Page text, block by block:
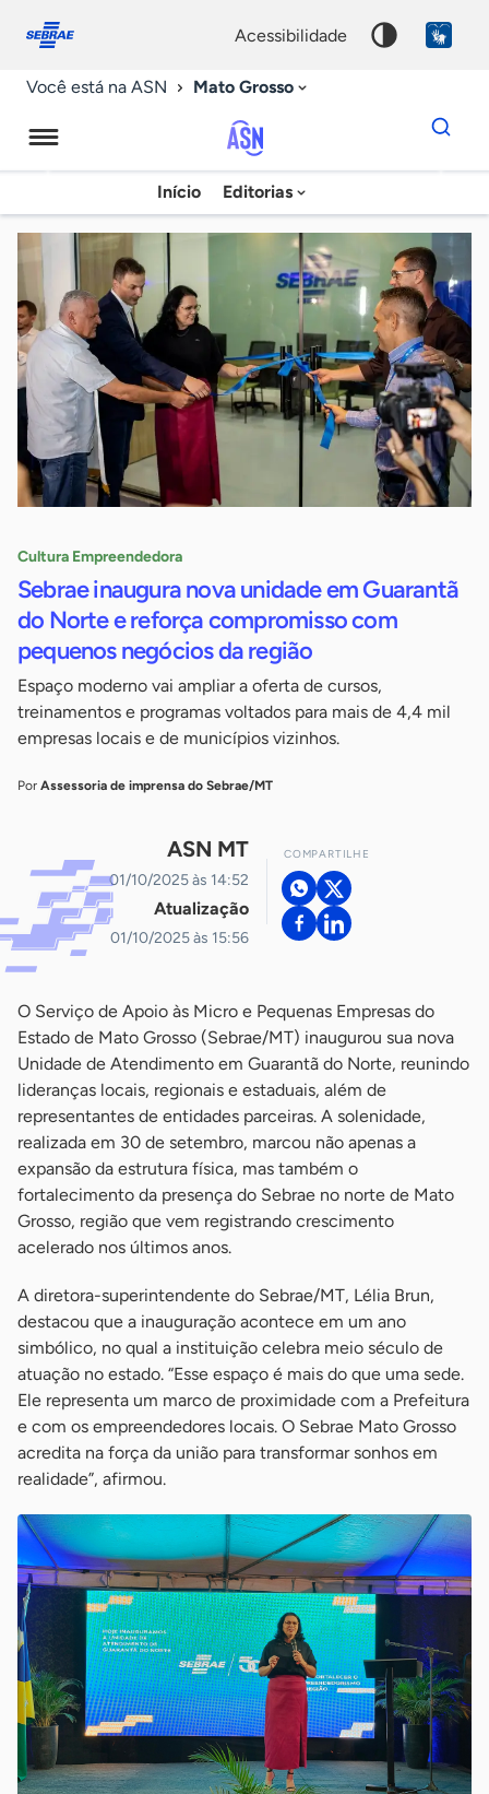
conosco
acessibilidade
Você está na ASN Mato Grosso
Agência
Sebrae
de
Notícias
Início Editorias
Dados
para
chave
Cultura Empreendedora
Sebrae inaugura nova unidade em Guarantã
do Norte e reforça compromisso com
pequenos negócios da região
Espaço moderno vai ampliar a oferta de cursos,
treinamentos e programas voltados para mais de 4,4 mil
empresas locais e de municípios vizinhos.
Por Assessoria de imprensa do Sebrae/MT
ASN MT
01/10/2025 às 14:52
Atualização
01/10/2025 às 15:56
COMPARTILHE
O Serviço de Apoio às Micro e Pequenas Empresas do
Estado de Mato Grosso (Sebrae/MT) inaugurou sua nova
Unidade de Atendimento em Guarantã do Norte, reunindo
lideranças locais, regionais e estaduais, além de
representantes de entidades parceiras. A solenidade,
realizada em 30 de setembro, marcou não apenas a
expansão da estrutura física, mas também o
fortalecimento da presença do Sebrae no norte de Mato
Grosso, região que vem registrando crescimento
acelerado nos últimos anos.
A diretora-superintendente do Sebrae/MT, Lélia Brun,
destacou que a inauguração acontece em um ano
simbólico, no qual a instituição celebra meio século de
atuação no estado. “Esse espaço é mais do que uma sede.
Ele representa um marco de proximidade com a Prefeitura
e com os empreendedores locais. O Sebrae Mato Grosso
acredita na força da união para transformar sonhos em
realidade”, afirmou.